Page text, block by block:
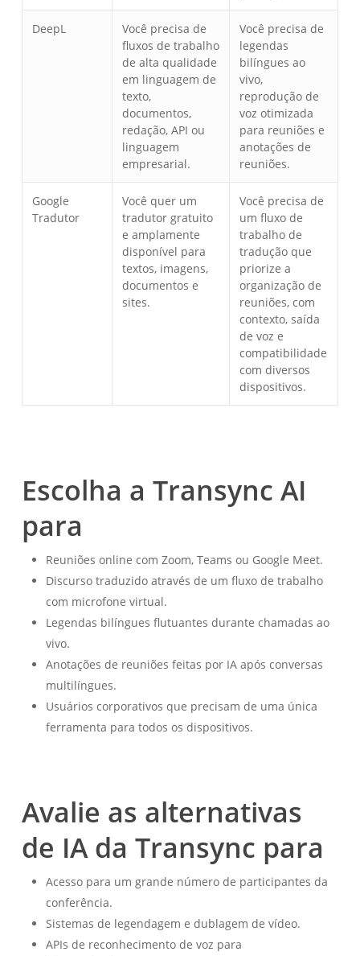
DeepL
Você precisa de
fluxos de trabalho
de alta qualidade
em linguagem de
texto,
documentos,
redação, API ou
linguagem
empresarial.
Você precisa de
legendas
bilíngues ao
vivo,
reprodução de
voz otimizada
para reuniões e
anotações de
reuniões.
Google
Tradutor
Você quer um
tradutor gratuito
e amplamente
disponível para
textos, imagens,
documentos e
sites.
Você precisa de
um fluxo de
trabalho de
tradução que
priorize a
organização de
reuniões, com
contexto, saída
de voz e
compatibilidade
com diversos
dispositivos.
Escolha a Transync AI
para
Reuniões online com Zoom, Teams ou Google Meet.
Discurso traduzido através de um fluxo de trabalho
com microfone virtual.
Legendas bilíngues flutuantes durante chamadas ao
vivo.
Anotações de reuniões feitas por IA após conversas
multilíngues.
Usuários corporativos que precisam de uma única
ferramenta para todos os dispositivos.
Avalie as alternativas
de IA da Transync para
Acesso para um grande número de participantes da
conferência.
Sistemas de legendagem e dublagem de vídeo.
APIs de reconhecimento de voz para